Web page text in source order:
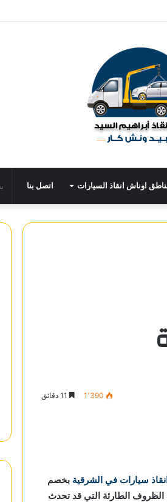
اوناش انقاذ السيارات اتصل بنا
1٬390
سيارات في الشرقية بخصم
الظروف الطارئة التي قد تحدث